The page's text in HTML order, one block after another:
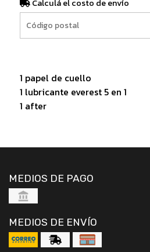
Calculá el costo de envío
1 papel de cuello
1 lubricante everest 5 en 1
1 after
MEDIOS DE PAGO
MEDIOS DE ENVÍO